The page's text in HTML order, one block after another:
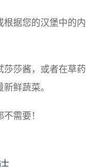
根据您的汉堡中的内
莎莎酱，或者在草药
鲜蔬菜。
需要！